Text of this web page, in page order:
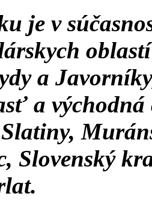
je v
a
a
Slovenský